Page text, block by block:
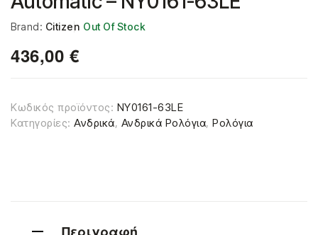
Brand: Citizen Out Of Stock
436,00 €
Κωδικός προϊόντος: NY0161-63LE
Κατηγορίες: Ανδρικά, Ανδρικά Ρολόγια, Ρολόγια